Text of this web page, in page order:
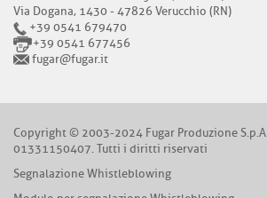
Via Dogana, 1430 - 47826 Verucchio (RN)
+39 0541 679470
+39 0541 677456
fugar@fugar.it
Copyright © 2003-2024 Fugar Produzione S.p.A.
01331150407. Tutti i diritti riservati
Segnalazione Whistleblowing